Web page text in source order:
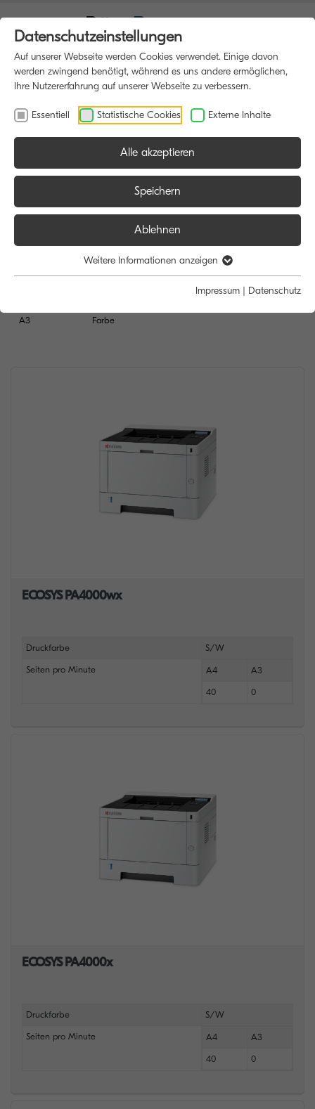
A3 Farbe
ECOSYS PA4000wx
Druckfarbe S/W
Seiten pro Minute A4 A3
40 0
ECOSYS PA4000x
Druckfarbe S/W
Seiten pro Minute A4 A3
40 0
Datenschutzeinstellungen
Auf unserer Webseite werden Cookies verwendet. Einige davon
werden zwingend benötigt, während es uns andere ermöglichen,
Ihre Nutzererfahrung auf unserer Webseite zu verbessern.
Essentiell Statistische Cookies Externe Inhalte
Alle akzeptieren
Speichern
Ablehnen
Weitere Informationen anzeigen
Impressum | Datenschutz